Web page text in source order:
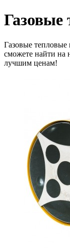
Газовые
сможете найти на
лучшим ценам!